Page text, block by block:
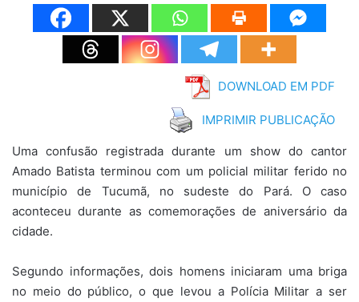
DOWNLOAD EM PDF
IMPRIMIR PUBLICAÇÃO
Uma confusão registrada durante um show do cantor
Amado Batista terminou com um policial militar ferido no
município de Tucumã, no sudeste do Pará. O caso
aconteceu durante as comemorações de aniversário da
cidade.
Segundo informações, dois homens iniciaram uma briga
no meio do público, o que levou a Polícia Militar a ser